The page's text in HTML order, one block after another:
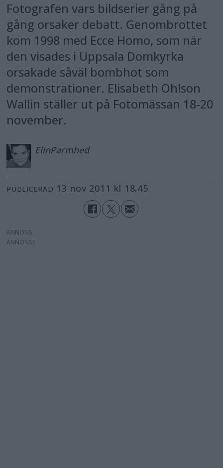
Fotografen vars bildserier gång på
gång orsaker debatt. Genombrottet
kom 1998 med Ecce Homo, som när
den visades i Uppsala Domkyrka
orsakade såväl bombhot som
demonstrationer. Elisabeth Ohlson
Wallin ställer ut på Fotomässan 18-20
november.
ElinParmhed
PUBLICERAD 13 nov 2011 kl 18.45
ANNONS